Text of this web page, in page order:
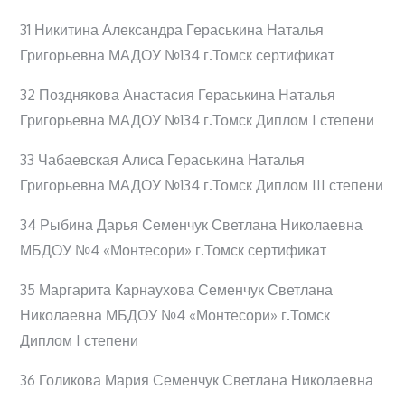
31 Никитина Александра Гераськина Наталья
Григорьевна МАДОУ №134 г.Томск сертификат
32 Позднякова Анастасия Гераськина Наталья
Григорьевна МАДОУ №134 г.Томск Диплом I степени
33 Чабаевская Алиса Гераськина Наталья
Григорьевна МАДОУ №134 г.Томск Диплом III степени
34 Рыбина Дарья Семенчук Светлана Николаевна
МБДОУ №4 «Монтесори» г.Томск сертификат
35 Маргарита Карнаухова Семенчук Светлана
Николаевна МБДОУ №4 «Монтесори» г.Томск
Диплом I степени
36 Голикова Мария Семенчук Светлана Николаевна